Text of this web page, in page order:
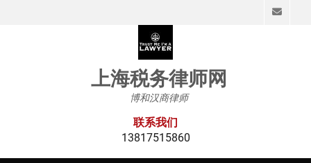
上海税务律师网
博和汉商律师
联系我们
13817515860